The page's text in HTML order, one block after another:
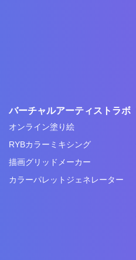
バーチャルアーティストラボ
オンライン塗り絵
RYBカラーミキシング
描画グリッドメーカー
カラーパレットジェネレーター